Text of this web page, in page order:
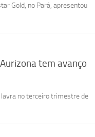
Gold, no Pará, apresentou
tem avanço
no terceiro trimestre de